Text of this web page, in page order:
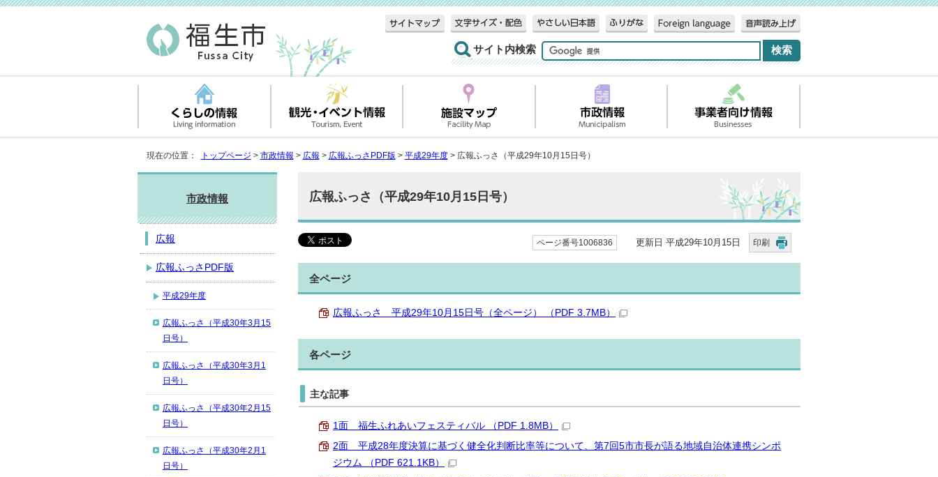
サイト内検索
現在の位置： トップページ > 市政情報 > 広報 > 広報ふっさPDF版 > 平成29年度> 広報ふっさ（平成29年10月15日号）
広報ふっさ（平成29年10月15日号）
ページ番号1006836 更新日 平成29年10月15日 印刷
全ページ
広報ふっさ 平成29年10月15日号（全ページ） （PDF 3.7MB）
各ページ
主な記事
1面 福生ふれあいフェスティバル （PDF 1.8MB）
2面 平成28年度決算に基づく健全化判断比率等について、第7回5市市長が語る地域自治体連携シンポ
ジウム （PDF 621.1KB）
市政情報
広報
広報ふっさPDF版
平成29年度
広報ふっさ（平成30年3月15
日号）
広報ふっさ（平成30年3月1
日号）
広報ふっさ（平成30年2月15
日号）
広報ふっさ（平成30年2月1
日号）